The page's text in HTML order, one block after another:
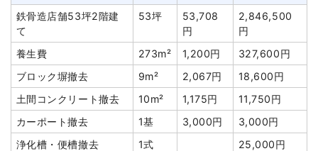
井戸解体埋め戻し費用
1式
20,000円
庭石撤去
8,000円
諸経費
286,000円
値引き
373,007円
小計
1,342,593
円
消費税
107,407円
鉄骨造店舗53坪2階建
て
53坪
53,708
円
2,846,500
円
養生費
273m² 1,200円
327,600円
ブロック塀撤去
9m² 2,067円
18,600円
土間コンクリート撤去
10m² 1,175円
11,750円
カーポート撤去
1基 3,000円
3,000円
浄化槽・便槽撤去
1式
25,000円